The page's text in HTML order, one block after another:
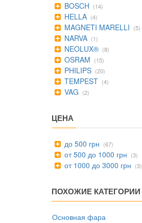
BOSCH (14)
HELLA (4)
MAGNETI MARELLI (5)
NARVA (1)
NEOLUX® (8)
OSRAM (15)
PHILIPS (20)
TEMPEST (4)
VAG (2)
ЦЕНА
до 500 грн (67)
от 500 до 1000 грн (3)
от 1000 до 3000 грн (3)
ПОХОЖИЕ КАТЕГОРИИ
Основная фара